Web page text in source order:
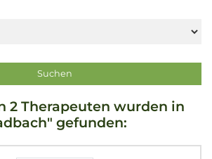
2 Therapeuten wurden in
gefunden: